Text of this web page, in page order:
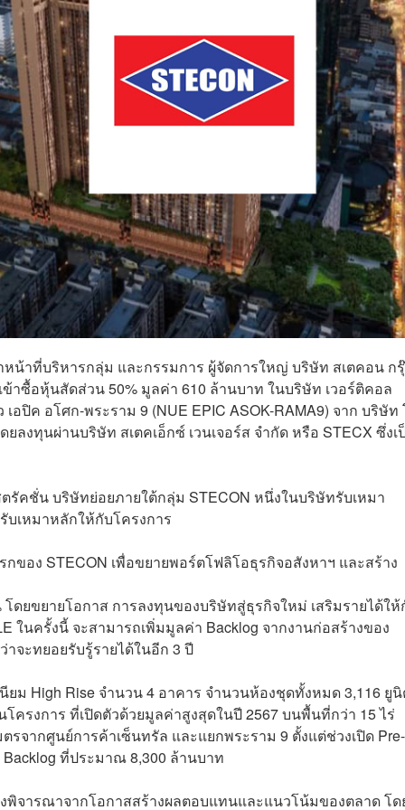
น้าที่บริหารกลุ่ม และกรรมการ ผู้จัดการใหญ่ บริษัท สเตคอน ก
ข้าซื้อหุ้นสัดส่วน 50% มูลค่า 610 ล้านบาท ในบริษัท เวอร์ติคอล
อปิค อโศก-พระราม 9 (NUE EPIC ASOK-RAMA9) จาก บริษัท
ลงทุนผ่านบริษัท สเตคเอ็กซ์ เวนเจอร์ส จำกัด หรือ STECX ซึ่งเ
รัคชั่น บริษัทย่อยภายใต้กลุ่ม STECON หนึ่งในบริษัทรับเหมา
บเหมาหลักให้กับโครงการ
ของ STECON เพื่อขยายพอร์ตโฟลิโอธุรกิจอสังหาฯ และสร้าง
ดยขยายโอกาส การลงทุนของบริษัทสู่ธุรกิจใหม่ เสริมรายได้ใ
ในครั้งนี้ จะสามารถเพิ่มมูลค่า Backlog จากงานก่อสร้างของ
จะทยอยรับรู้รายได้ในอีก 3 ปี
ยม High Rise จำนวน 4 อาคาร จำนวนห้องชุดทั้งหมด 3,116 ยู
ครงการ ที่เปิดตัวด้วยมูลค่าสูงสุดในปี 2567 บนพื้นที่กว่า 15 ไร่
รจากศูนย์การค้าเซ็นทรัล และแยกพระราม 9 ตั้งแต่ช่วงเปิด Pre-
ที่ประมาณ 8,300 ล้านบาท
พิจารณาจากโอกาสสร้างผลตอบแทนและแนวโน้มของตลาด โด